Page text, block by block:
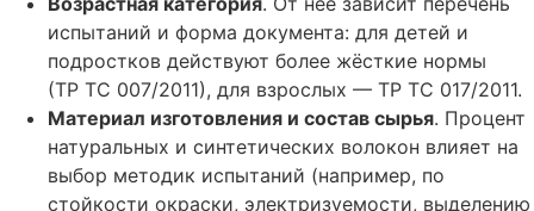
испытаний и форма документа: для детей и
подростков действуют более жёсткие нормы
(ТР ТС 007/2011), для взрослых — ТР ТС 017/2011.
Материал изготовления и состав сырья. Процент
натуральных и синтетических волокон влияет на
выбор методик испытаний (например, по
стойкости окраски, электризуемости, выделению